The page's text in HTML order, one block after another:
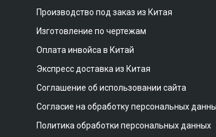
Производство под заказ из Китая
Изготовление по чертежам
Оплата инвойса в Китай
Экспресс доставка из Китая
Соглашение об использовании сайта
Согласие на обработку персональных
Политика обработки персональных данных